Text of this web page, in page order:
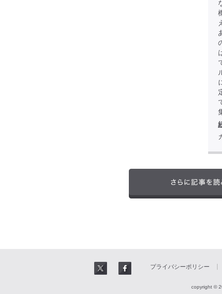
プライバシーポリシー
copyright ©